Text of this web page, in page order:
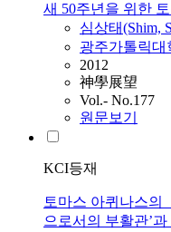
새 50주년을 위한
심상태(Shim,
광주가톨릭대
2012
神學展望
Vol.- No.177
원문보기
KCI등재
토마스 아퀴나스의
으로서의 부활관’